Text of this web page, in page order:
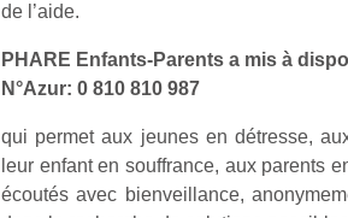
de l’aide.
PHARE Enfants-Parents a mis à
N°Azur: 0 810 810 987
qui permet aux jeunes en détresse,
leur enfant en souffrance, aux parents
écoutés avec bienveillance,